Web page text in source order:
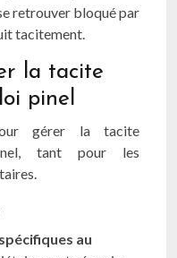
retrouver bloqué par
tacitement.
la tacite
pinel
gérer la tacite
tant pour les
au